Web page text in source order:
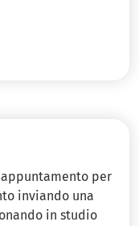
per
inviando una
in studio